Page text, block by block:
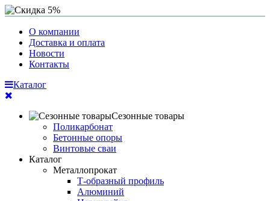
О компании
Доставка и оплата
Новости
Контакты
Каталог
Сезонные товары
Поликарбонат
Бетонные опоры
Винтовые сваи
Каталог
Металлопрокат
Т-образный профиль
Алюминий